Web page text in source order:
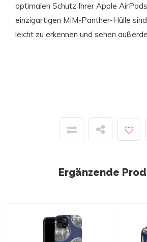
optimalen Schutz Ihrer Apple
einzigartigen MIM-Panther-Hülle
leicht zu erkennen und sehen
Ergänzende